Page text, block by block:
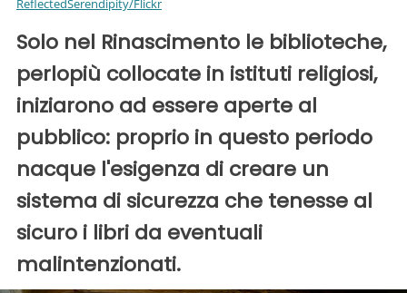
ReflectedSerendipity/Flickr
Solo nel Rinascimento le biblioteche,
perlopiù collocate in istituti religiosi,
iniziarono ad essere aperte al
pubblico: proprio in questo periodo
nacque l'esigenza di creare un
sistema di sicurezza che tenesse al
sicuro i libri da eventuali
malintenzionati.